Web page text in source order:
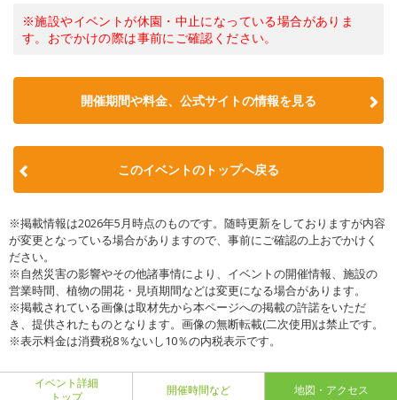
※施設やイベントが休園・中止になっている場合がありま
す。おでかけの際は事前にご確認ください。
開催期間や料金、公式サイトの情報を見る
このイベントのトップへ戻る
※掲載情報は2026年5月時点のものです。随時更新をしておりますが内容
が変更となっている場合がありますので、事前にご確認の上おでかけく
ださい。
※自然災害の影響やその他諸事情により、イベントの開催情報、施設の
営業時間、植物の開花・見頃期間などは変更になる場合があります。
※掲載されている画像は取材先から本ページへの掲載の許諾をいただ
き、提供されたものとなります。画像の無断転載(二次使用)は禁止です。
※表示料金は消費税8％ないし10％の内税表示です。
イベント詳細
トップ
開催時間など 地図・アクセス